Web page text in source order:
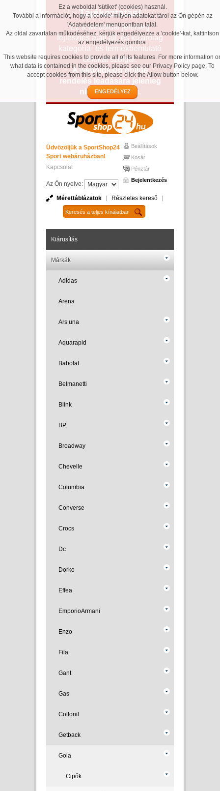
Ez a weboldal 'sütiket' (cookies) használ.
További a információt, hogy a 'cookie' milyen adatokat tárol az Ön gépén az
'Adatvédelem' menüpontban talál.
Az oldal zavartalan működéséhez, kérjük engedélyezze a 'cookie'-kat, kattintson
az engedélyezés gombra.
This website requires cookies to provide all of its features. For more information
what data is contained in the cookies, please see our Privacy Policy page. To
accept cookies from this site, please click the Allow button below.
ENGEDÉLYEZ
Tájékoztatás!
Ez a weboldal jelenleg
fejlesztés alatt áll, és kizárólag
kategória- és termékbemutató
célokat szolgál.
A weboldalon online
rendelés leadására jelenleg
nincs lehetőség.
Üdvözöljük a SportShop24
Sport webáruházban!
Kapcsolat
Az Ön nyelve:
Beállítások
Kosár
Pénztár
Bejelentkezés
Mérettáblázatok Részletes kereső
Kiárusítás
Márkák
Adidas
Arena
Ars una
Aquarapid
Babolat
Belmanetti
Blink
BP
Broadway
Chevelle
Columbia
Converse
Crocs
Dc
Dorko
Effea
EmporioArmani
Enzo
Fila
Gant
Gas
Collonil
Getback
Gola
Cipők